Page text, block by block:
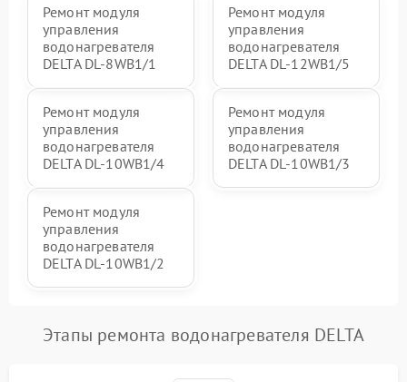
Ремонт модуля
управления
водонагревателя
DELTA DL-8WB1/1
Ремонт модуля
управления
водонагревателя
DELTA DL-12WB1/5
Ремонт модуля
управления
водонагревателя
DELTA DL-10WB1/4
Ремонт модуля
управления
водонагревателя
DELTA DL-10WB1/3
Ремонт модуля
управления
водонагревателя
DELTA DL-10WB1/2
Этапы ремонта водонагревателя DELTA